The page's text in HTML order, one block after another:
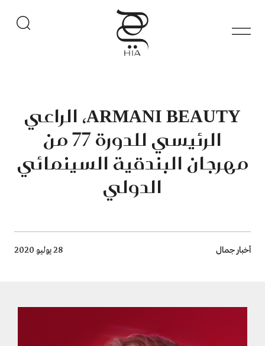
ARMANI BEAUTY، الراعي
الرئيسي للدورة 77 من
مهرجان البندقية السينمائي
الدولي
Breadcrumb
أخبار جمال